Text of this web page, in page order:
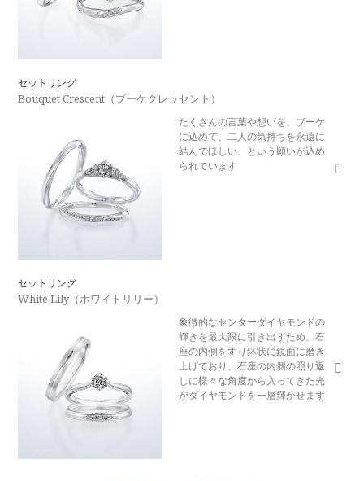
セットリング
Bouquet Crescent（ブーケクレッセント）
たくさんの言葉や想いを、ブーケ
に込めて、二人の気持ちを永遠に
結んでほしい、という願いが込め
られています
セットリング
White Lily（ホワイトリリー）
象徴的なセンターダイヤモンドの
輝きを最大限に引き出すため、石
座の内側をすり鉢状に鏡面に磨き
上げており、石座の内側の照り返
しに様々な角度から入ってきた光
がダイヤモンドを一層輝かせます